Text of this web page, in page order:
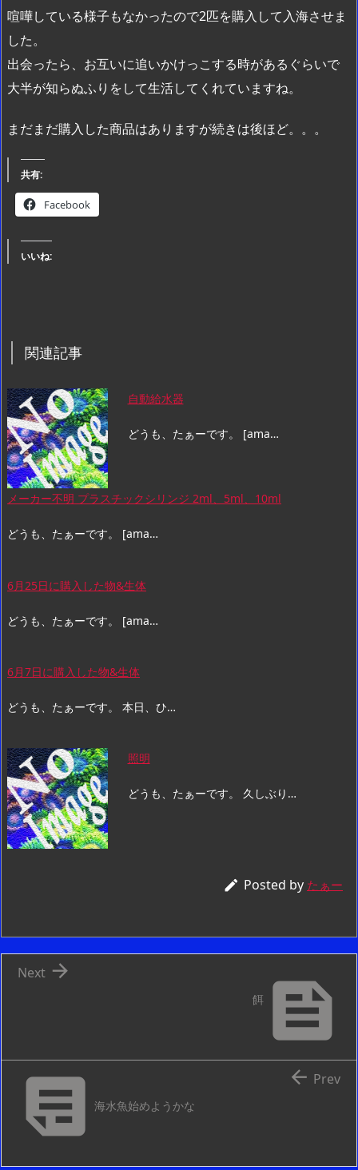
喧嘩している様子もなかったので2匹を購入して入海させま
した。
出会ったら、お互いに追いかけっこする時があるぐらいで
大半が知らぬふりをして生活してくれていますね。
まだまだ購入した商品はありますが続きは後ほど。。。
共有:
Facebook
いいね:
関連記事
自動給水器
どうも、たぁーです。 [ama…
メーカー不明 プラスチックシリンジ 2ml、5ml、10ml
どうも、たぁーです。 [ama…
6月25日に購入した物&生体
どうも、たぁーです。 [ama…
6月7日に購入した物&生体
どうも、たぁーです。 本日、ひ…
照明
どうも、たぁーです。 久しぶり…
 Posted by たぁー

餌

Next
海水魚始めようかな
 Prev